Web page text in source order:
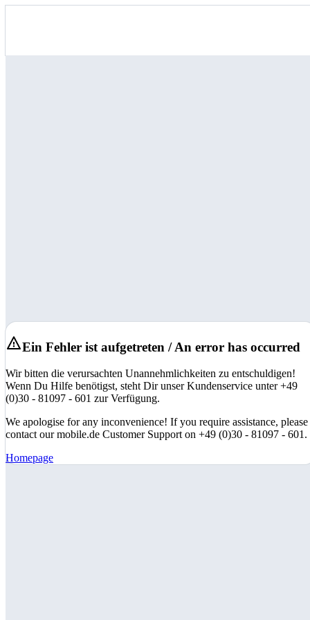
Ein Fehler ist aufgetreten / An error has occurred
Wir bitten die verursachten Unannehmlichkeiten zu entschuldigen!
Wenn Du Hilfe benötigst, steht Dir unser Kundenservice unter +49
(0)30 - 81097 - 601 zur Verfügung.
We apologise for any inconvenience! If you require assistance, please
contact our mobile.de Customer Support on +49 (0)30 - 81097 - 601.
Homepage